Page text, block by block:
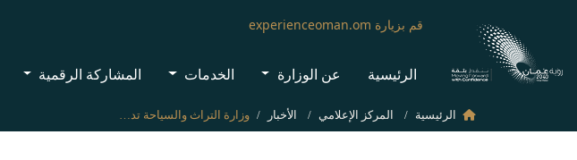
قم بزيارة experienceoman.om
الرئيسية عن الوزارة الخدمات المشاركة الرقمية
الرئيسية المركز الإعلامي الأخبار وزارة التراث والسياحة تدشن "منصة دعم الشركاء"